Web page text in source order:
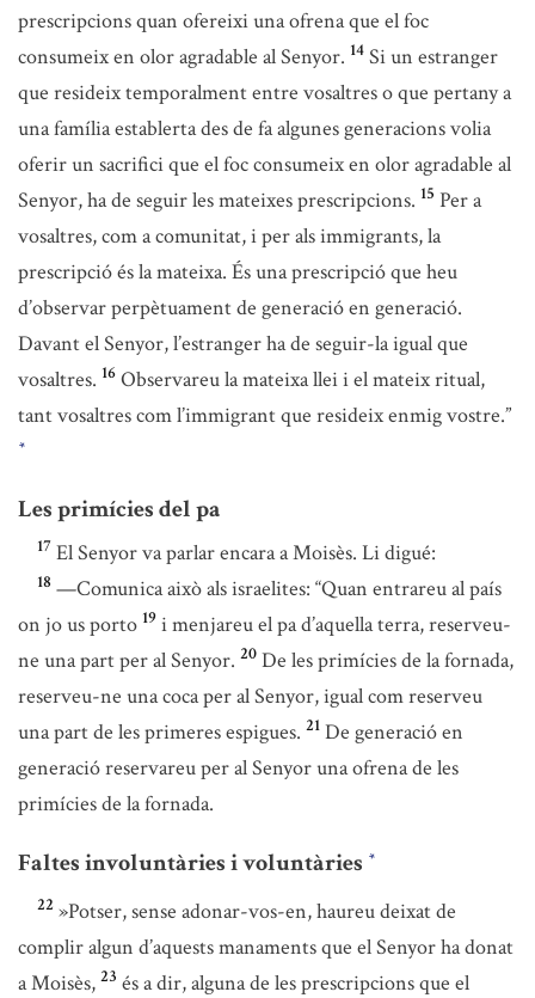
prescripcions quan ofereixi una ofrena que el foc
consumeix en olor agradable al Senyor. 14 Si un estranger
que resideix temporalment entre vosaltres o que pertany a
una família establerta des de fa algunes generacions volia
oferir un sacrifici que el foc consumeix en olor agradable al
Senyor, ha de seguir les mateixes prescripcions. 15 Per a
vosaltres, com a comunitat, i per als immigrants, la
prescripció és la mateixa. És una prescripció que heu
d’observar perpètuament de generació en generació.
Davant el Senyor, l’estranger ha de seguir-la igual que
vosaltres. 16 Observareu la mateixa llei i el mateix ritual,
tant vosaltres com l’immigrant que resideix enmig vostre.”
*
Les primícies del pa
17 El Senyor va parlar encara a Moisès. Li digué:
18 —Comunica això als israelites: “Quan entrareu al país
on jo us porto 19 i menjareu el pa d’aquella terra, reserveu-
ne una part per al Senyor. 20 De les primícies de la fornada,
reserveu-ne una coca per al Senyor, igual com reserveu
una part de les primeres espigues. 21 De generació en
generació reservareu per al Senyor una ofrena de les
primícies de la fornada.
Faltes involuntàries i voluntàries *
22 »Potser, sense adonar-vos-en, haureu deixat de
complir algun d’aquests manaments que el Senyor ha donat
a Moisès, 23 és a dir, alguna de les prescripcions que el